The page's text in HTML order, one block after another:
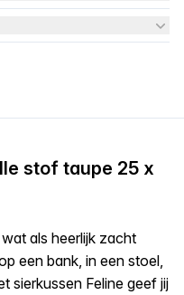
stof taupe 25 x
als heerlijk zacht
een bank, in een stoel,
sierkussen Feline geef jij